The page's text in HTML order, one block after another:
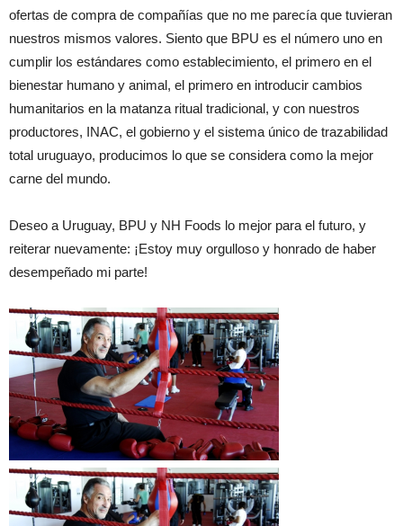
ofertas de compra de compañías que no me parecía que tuvieran
nuestros mismos valores. Siento que BPU es el número uno en
cumplir los estándares como establecimiento, el primero en el
bienestar humano y animal, el primero en introducir cambios
humanitarios en la matanza ritual tradicional, y con nuestros
productores, INAC, el gobierno y el sistema único de trazabilidad
total uruguayo, producimos lo que se considera como la mejor
carne del mundo.
Deseo a Uruguay, BPU y NH Foods lo mejor para el futuro, y
reiterar nuevamente: ¡Estoy muy orgulloso y honrado de haber
desempeñado mi parte!